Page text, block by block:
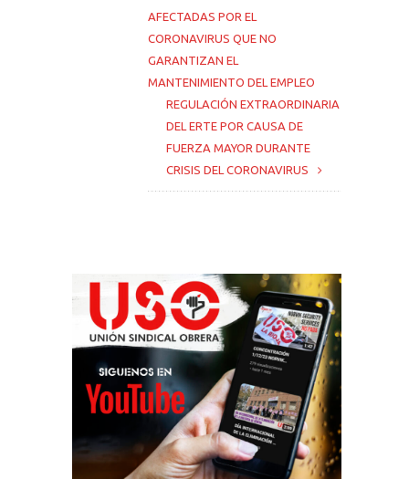
AFECTADAS POR EL
CORONAVIRUS QUE NO
GARANTIZAN EL
MANTENIMIENTO DEL EMPLEO
REGULACIÓN EXTRAORDINARIA
DEL ERTE POR CAUSA DE
FUERZA MAYOR DURANTE
CRISIS DEL CORONAVIRUS